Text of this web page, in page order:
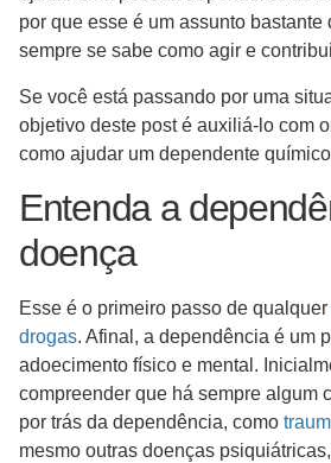
por que esse é um assunto bastante
sempre se sabe como agir e
Se você está passando por uma
objetivo deste post é auxiliá-lo com
como ajudar um dependente
Entenda a
doença
Esse é o primeiro passo de qualquer
drogas. Afinal, a dependência é um
adoecimento físico e mental.
compreender que há sempre algum
por trás da dependência, como
mesmo outras doenças